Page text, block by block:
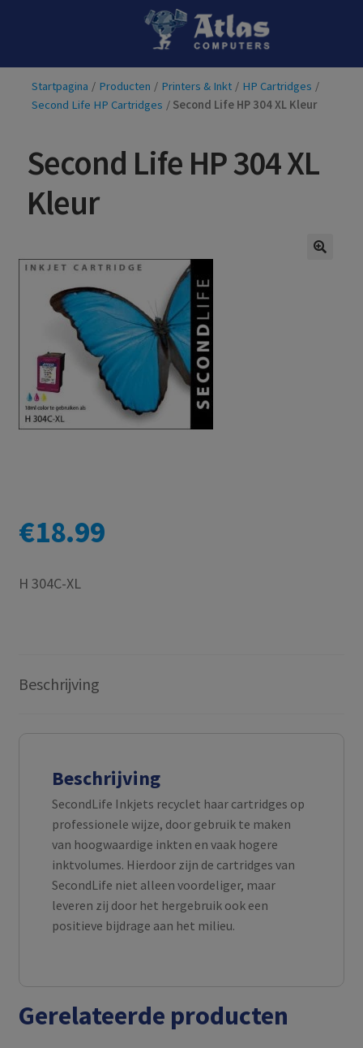
Ga
naar
navigatie
Ga
de
inhoud
Startpagina / Producten / Printers & Inkt / HP Cartridges /
Second Life HP Cartridges / Second Life HP 304 XL Kleur
Second Life HP 304 XL
Kleur
€18.99
H 304C-XL
Beschrijving
Beschrijving
SecondLife Inkjets recyclet haar cartridges op
professionele wijze, door gebruik te maken
van hoogwaardige inkten en vaak hogere
inktvolumes. Hierdoor zijn de cartridges van
SecondLife niet alleen voordeliger, maar
leveren zij door het hergebruik ook een
positieve bijdrage aan het milieu.
Gerelateerde producten